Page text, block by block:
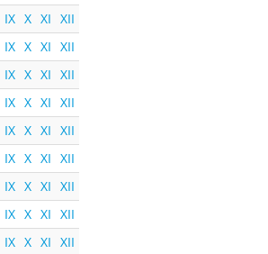
IX X XI XII
IX X XI XII
IX X XI XII
IX X XI XII
IX X XI XII
IX X XI XII
IX X XI XII
IX X XI XII
IX X XI XII